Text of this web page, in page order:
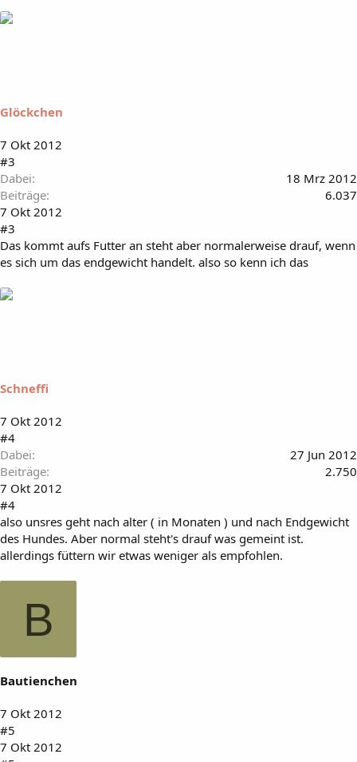
Glöckchen
7 Okt 2012
#3
Dabei
18 Mrz 2012
Beiträge
6.037
7 Okt 2012
#3
Das kommt aufs Futter an steht aber normalerweise drauf, wenn
es sich um das endgewicht handelt. also so kenn ich das
Schneffi
7 Okt 2012
#4
Dabei
27 Jun 2012
Beiträge
2.750
7 Okt 2012
#4
also unsres geht nach alter ( in Monaten ) und nach Endgewicht
des Hundes. Aber normal steht's drauf was gemeint ist.
allerdings füttern wir etwas weniger als empfohlen.
B
Bautienchen
7 Okt 2012
#5
7 Okt 2012